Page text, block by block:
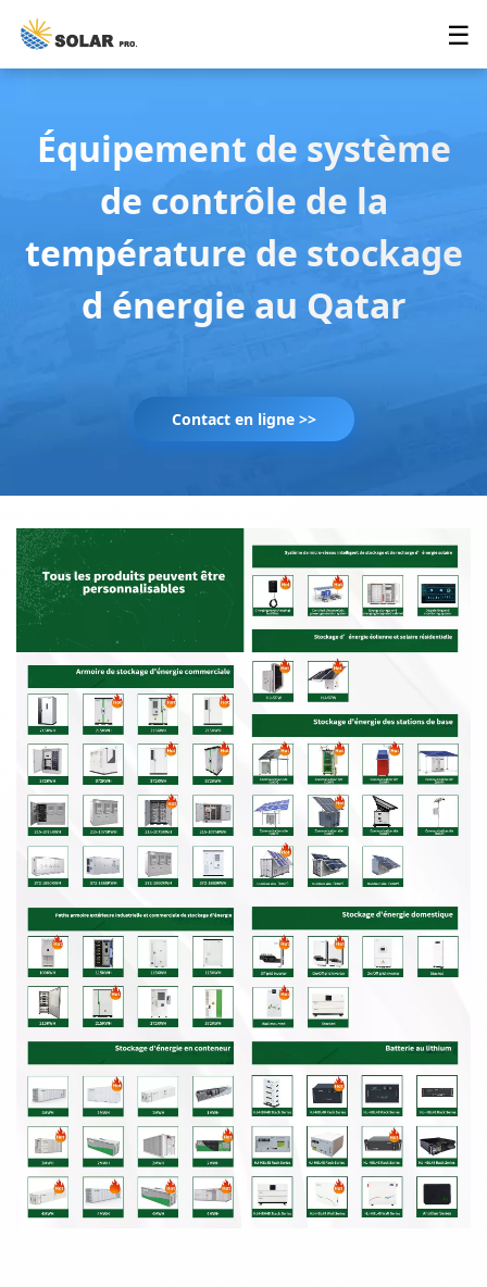
☰
Équipement de système
de contrôle de la
température de stockage
d énergie au Qatar
Contact en ligne >>